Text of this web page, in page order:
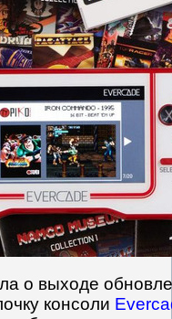
о выходе
консоли